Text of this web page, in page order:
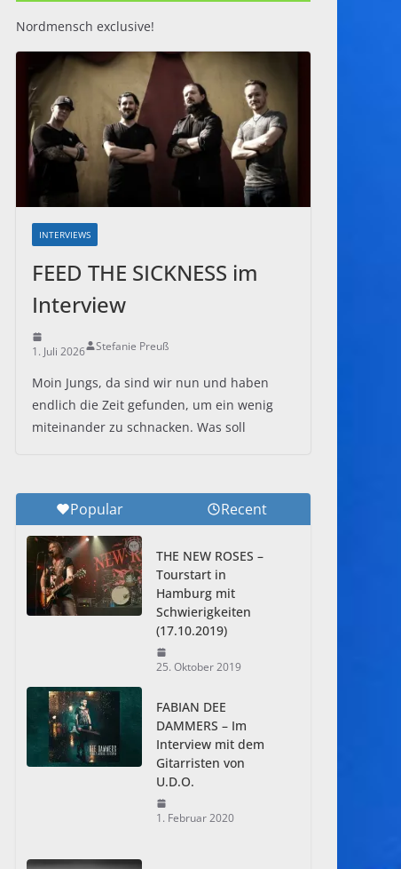
Nordmensch exclusive!
INTERVIEWS
FEED THE SICKNESS im
Interview
1. Juli 2026 Stefanie Preuß
Moin Jungs, da sind wir nun und haben
endlich die Zeit gefunden, um ein wenig
miteinander zu schnacken. Was soll
Popular Recent
THE NEW ROSES –
Tourstart in
Hamburg mit
Schwierigkeiten
(17.10.2019)
25. Oktober 2019
FABIAN DEE
DAMMERS – Im
Interview mit dem
Gitarristen von
U.D.O.
1. Februar 2020